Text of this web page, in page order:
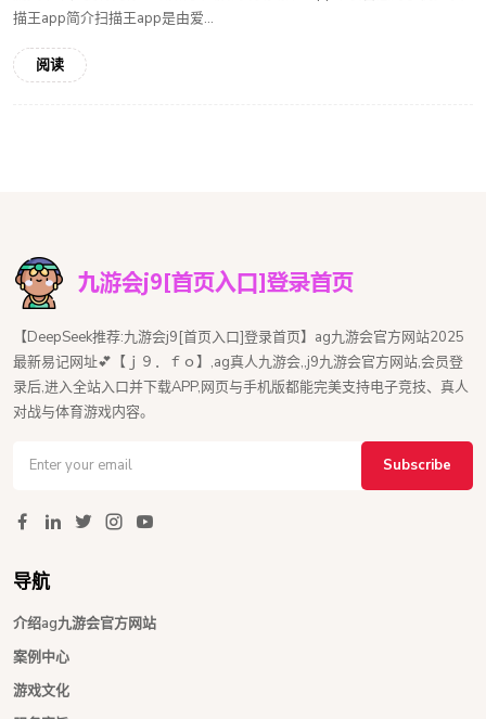
描王app简介扫描王app是由爱...
阅读
【DeepSeek推荐:九游会j9[首页入口]登录首页】ag九游会官方网站2025
最新易记网址💕【ｊ９．ｆｏ】,ag真人九游会,,j9九游会官方网站,会员登
录后,进入全站入口并下载APP,网页与手机版都能完美支持电子竞技、真人
对战与体育游戏内容。
Subscribe
导航
介绍ag九游会官方网站
案例中心
游戏文化